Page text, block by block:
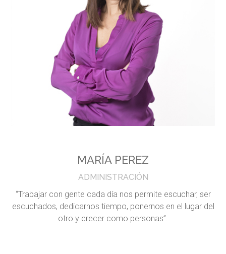
MARÍA PEREZ
ADMINISTRACIÓN
“Trabajar con gente cada día nos permite escuchar, ser
escuchados, dedicarnos tiempo, ponernos en el lugar del
otro y crecer como personas”.